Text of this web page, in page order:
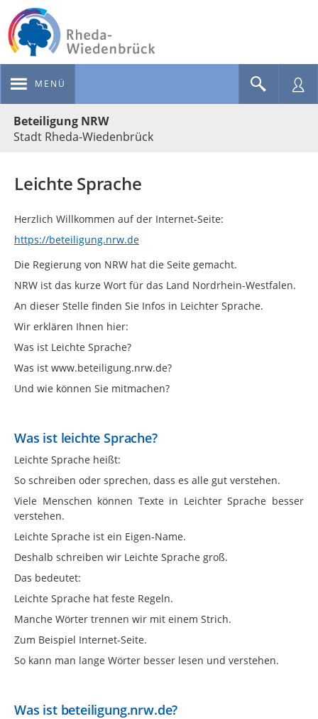
MENÜ
Beteiligung NRW
Stadt Rheda-Wiedenbrück
Leichte Sprache
Herzlich Willkommen auf der Internet-Seite:
https://beteiligung.nrw.de
Die Regierung von NRW hat die Seite gemacht.
NRW ist das kurze Wort für das Land Nordrhein-Westfalen.
An dieser Stelle finden Sie Infos in Leichter Sprache.
Wir erklären Ihnen hier:
Was ist Leichte Sprache?
Was ist www.beteiligung.nrw.de?
Und wie können Sie mitmachen?
Was ist leichte Sprache?
Leichte Sprache heißt:
So schreiben oder sprechen, dass es alle gut verstehen.
Viele Menschen können Texte in Leichter Sprache besser
verstehen.
Leichte Sprache ist ein Eigen-Name.
Deshalb schreiben wir Leichte Sprache groß.
Das bedeutet:
Leichte Sprache hat feste Regeln.
Manche Wörter trennen wir mit einem Strich.
Zum Beispiel Internet-Seite.
So kann man lange Wörter besser lesen und verstehen.
Was ist beteiligung.nrw.de?